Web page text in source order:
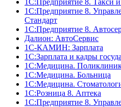
1С:Предприятие 8.
Стандарт
1C:Предприятие 8.
Далион: АвтоСервис
1С-КАМИН: Зарплата
1С:Зарплата и кадры
1С:Медицина.
1С:Медицина. Больница
1С:Медицина.
1С:Розница 8. Аптека
1C:Предприятие 8.